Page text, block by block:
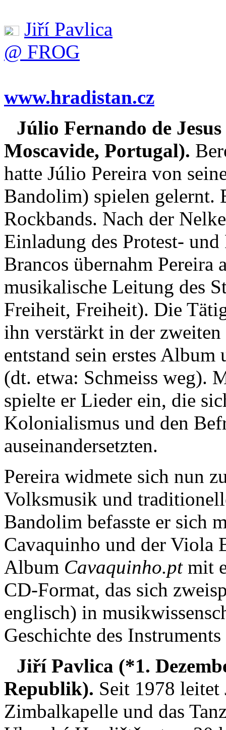
Jiří Pavlica
@ FROG
www.hradistan.cz
Júlio Fernando de
Moscavide, Portugal).
hatte Júlio Pereira von
Bandolim) spielen gelernt.
Rockbands. Nach der
Einladung des Protest-
Brancos übernahm Pereira
musikalische Leitung des
Freiheit, Freiheit). Die
ihn verstärkt in der
entstand sein erstes
(dt. etwa: Schmeiss weg).
spielte er Lieder ein, die
Kolonialismus und den
auseinandersetzten.
Pereira widmete sich nun
Volksmusik und
Bandolim befasste er sich
Cavaquinho und der Viola
Album Cavaquinho.ptmit
CD-Format, das sich
englisch) in
Geschichte des
Jiří Pavlica (*1.
Republik). Seit 1978 leitet
Zimbalkapelle und das